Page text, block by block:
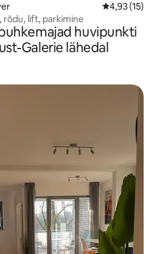
Keskmine
4,93 (15)
rõdu, lift, parkimine
huvipunkti
Galerie lähedal